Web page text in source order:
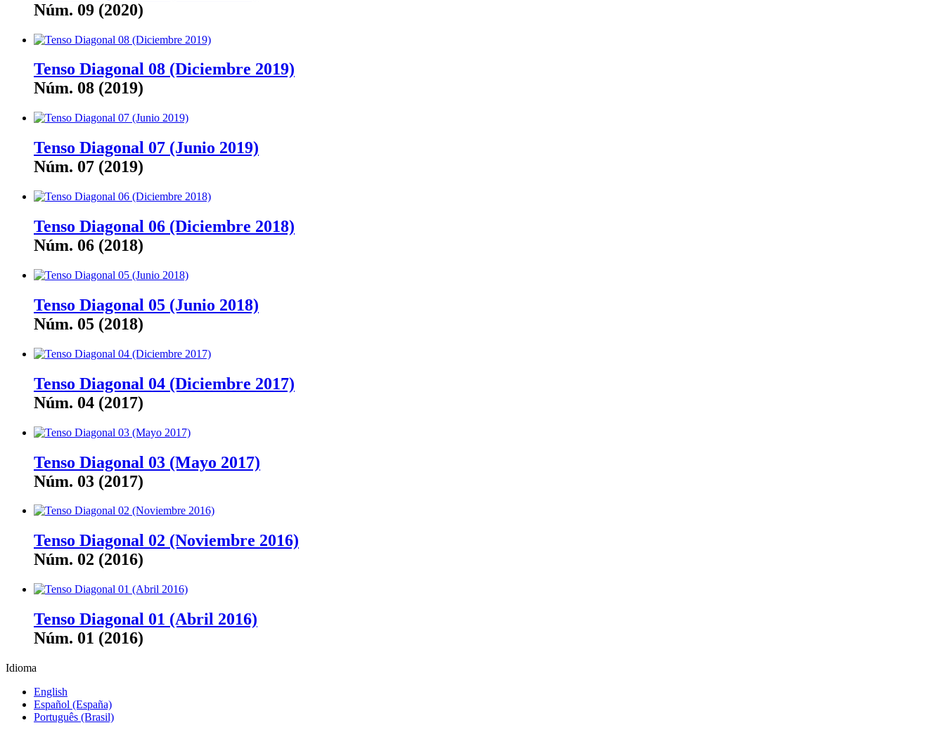
Núm. 09 (2020)
Tenso Diagonal 08 (Diciembre 2019)
Núm. 08 (2019)
Tenso Diagonal 07 (Junio 2019)
Núm. 07 (2019)
Tenso Diagonal 06 (Diciembre 2018)
Núm. 06 (2018)
Tenso Diagonal 05 (Junio 2018)
Núm. 05 (2018)
Tenso Diagonal 04 (Diciembre 2017)
Núm. 04 (2017)
Tenso Diagonal 03 (Mayo 2017)
Núm. 03 (2017)
Tenso Diagonal 02 (Noviembre 2016)
Núm. 02 (2016)
Tenso Diagonal 01 (Abril 2016)
Núm. 01 (2016)
Idioma
English
Español (España)
Português (Brasil)